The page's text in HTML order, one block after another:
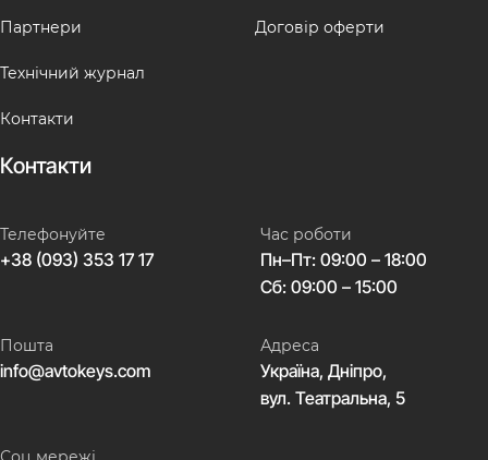
Партнери
Технічний журнал
Контакти
Договір оферти
Контакти
Телефонуйте
+38 (093) 353 17 17
Час роботи
Пн–Пт: 09:00 – 18:00
Сб: 09:00 – 15:00
Пошта
info@avtokeys.com
Адреса
Україна, Дніпро,
вул. Театральна, 5